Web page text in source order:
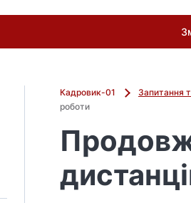
Кадровик-01 Запитання
роботи